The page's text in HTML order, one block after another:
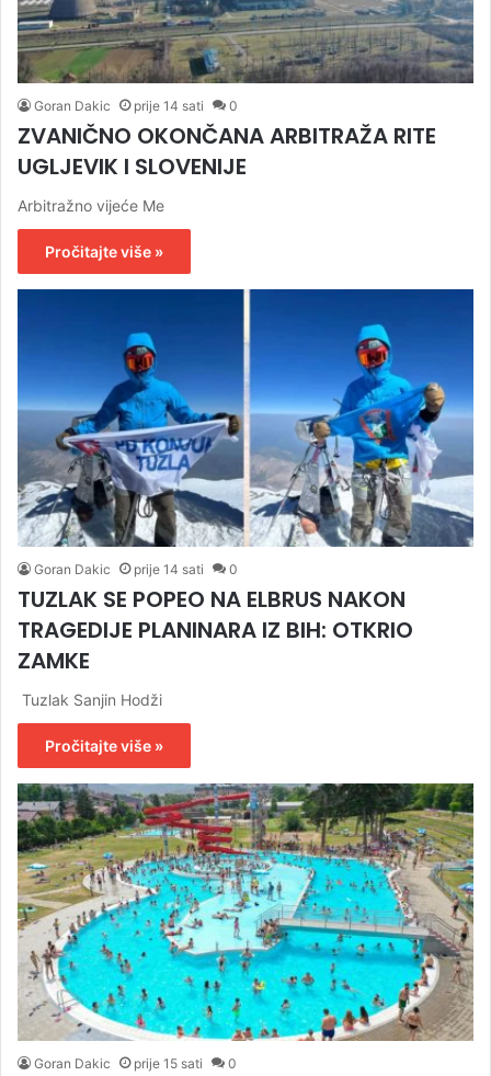
Goran Dakic prije 14 sati 0
ZVANIČNO OKONČANA ARBITRAŽA RITE
UGLJEVIK I SLOVENIJE
Arbitražno vijeće Me
Pročitajte više »
Goran Dakic prije 14 sati 0
TUZLAK SE POPEO NA ELBRUS NAKON
TRAGEDIJE PLANINARA IZ BIH: OTKRIO
ZAMKE
Tuzlak Sanjin Hodži
Pročitajte više »
Goran Dakic prije 15 sati 0